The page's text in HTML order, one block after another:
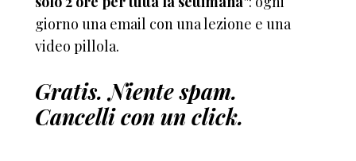
giorno una email con una lezione e una
video pillola.
Gratis. Niente spam.
Cancelli con un click.